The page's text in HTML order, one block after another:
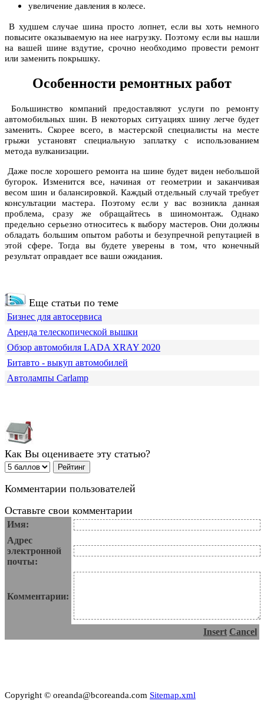
увеличение давления в колесе.
В худшем случае шина просто лопнет, если вы хоть немного
повысите оказываемую на нее нагрузку. Поэтому если вы нашли
на вашей шине вздутие, срочно необходимо провести ремонт
или заменить покрышку.
Особенности ремонтных работ
Большинство компаний предоставляют услуги по ремонту
автомобильных шин. В некоторых ситуациях шину легче будет
заменить. Скорее всего, в мастерской специалисты на месте
грыжи установят специальную заплатку с использованием
метода вулканизации.
Даже после хорошего ремонта на шине будет виден небольшой
бугорок. Изменится все, начиная от геометрии и заканчивая
весом шин и балансировкой. Каждый отдельный случай требует
консультации мастера. Поэтому если у вас возникла данная
проблема, сразу же обращайтесь в шиномонтаж. Однако
предельно серьезно относитесь к выбору мастеров. Они должны
обладать большим опытом работы и безупречной репутацией в
этой сфере. Тогда вы будете уверены в том, что конечный
результат оправдает все ваши ожидания.
Еще статьи по теме
Бизнес для автосервиса
Аренда телескопической вышки
Обзор автомобиля LADA XRAY 2020
Битавто - выкуп автомобилей
Автолампы Carlamp
Как Вы оцениваете эту статью?
Комментарии пользователей
Оставьте свои комментарии
Имя:
Адрес
электронной
почты:
Комментарии:
Insert Cancel
Copyright © oreanda@bcoreanda.com Sitemap.xml